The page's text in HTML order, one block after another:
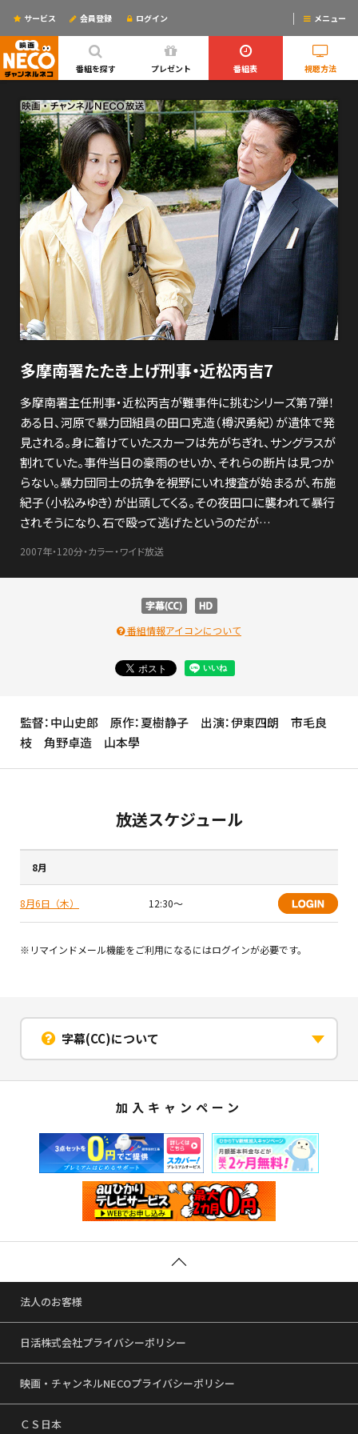
番組を探す プレゼント 番組表 視聴方法
サービス 会員登録 ログイン メニュー
ログインするとリマインドメールが使えるYO!
多摩南署たたき上げ刑事・近松丙吉7
多摩南署主任刑事・近松丙吉が難事件に挑むシリーズ第７弾！
ある日、河原で暴力団組員の田口克造（樽沢勇紀）が遺体で発
見される。身に着けていたスカーフは先がちぎれ、サングラスが
割れていた。事件当日の豪雨のせいか、それらの断片は見つか
らない。暴力団同士の抗争を視野にいれ捜査が始まるが、布施
紀子（小松みゆき）が出頭してくる。その夜田口に襲われて暴行
されそうになり、石で殴って逃げたというのだが…
2007年・120分・カラー・ワイド放送
番組情報アイコンについて
監督：中山史郎 原作：夏樹静子 出演：伊東四朗 市毛良
枝 角野卓造 山本學
放送スケジュール
8月
8月6日（木） 12:30〜
※リマインドメール機能をご利用になるにはログインが必要です。
字幕(CC)について
加入キャンペーン
法人のお客様
日活株式会社プライバシーポリシー
映画・チャンネルNECOプライバシーポリシー
ＣＳ日本